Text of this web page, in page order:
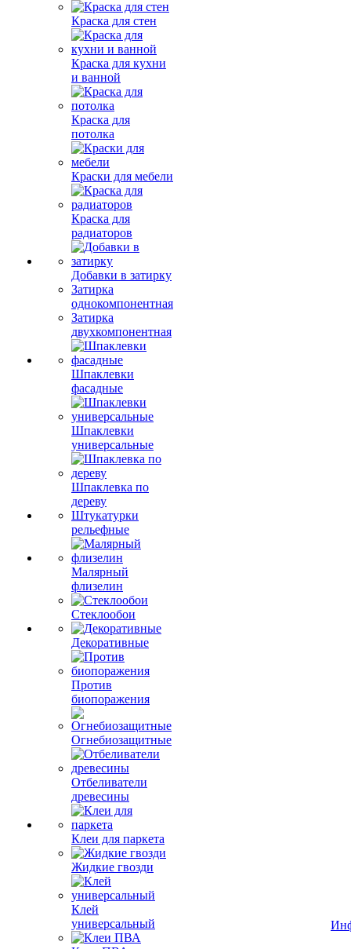
Краска для стен
Краска для кухни
и ванной
Краска для
потолка
Краски для мебели
Краска для
радиаторов
Добавки в затирку
Затирка
однокомпонентная
Затирка
двухкомпонентная
Шпаклевки
фасадные
Шпаклевки
универсальные
Шпаклевка по
дереву
Штукатурки
рельефные
Малярный
флизелин
Стеклообои
Декоративные
Против
биопоражения
Огнебиозащитные
Отбеливатели
древесины
Клеи для паркета
Жидкие гвозди
Клей
универсальный